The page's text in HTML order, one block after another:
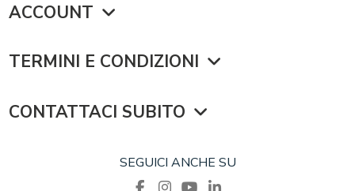
ACCOUNT
TERMINI E CONDIZIONI
CONTATTACI SUBITO
SEGUICI ANCHE SU